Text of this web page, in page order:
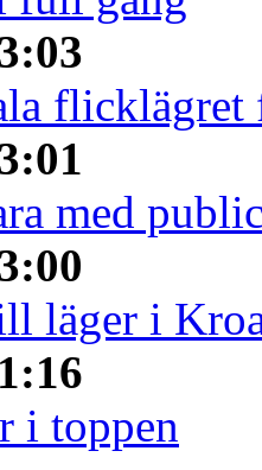
med
läger i
i toppen